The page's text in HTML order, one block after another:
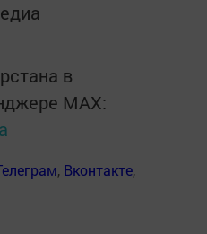
в
MАХ:
, Вконтакте,